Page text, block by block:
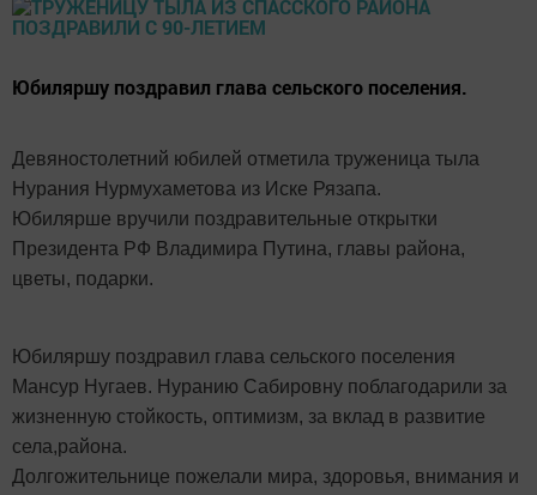
Юбиляршу поздравил глава сельского поселения.
Девяностолетний юбилей отметила труженица тыла
Нурания Нурмухаметова из Иске Рязапа.
Юбилярше вручили поздравительные открытки
Президента РФ Владимира Путина, главы района,
цветы, подарки.
Юбиляршу поздравил глава сельского поселения
Мансур Нугаев. Нуранию Сабировну поблагодарили за
жизненную стойкость, оптимизм, за вклад в развитие
села,района.
Долгожительнице пожелали мира, здоровья, внимания и